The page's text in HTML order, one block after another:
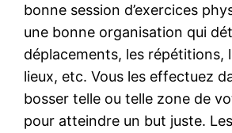
bonne session d’exercices
une bonne organisation qui
déplacements, les répétitions,
lieux, etc. Vous les effectuez
bosser telle ou telle zone de
pour atteindre un but juste.